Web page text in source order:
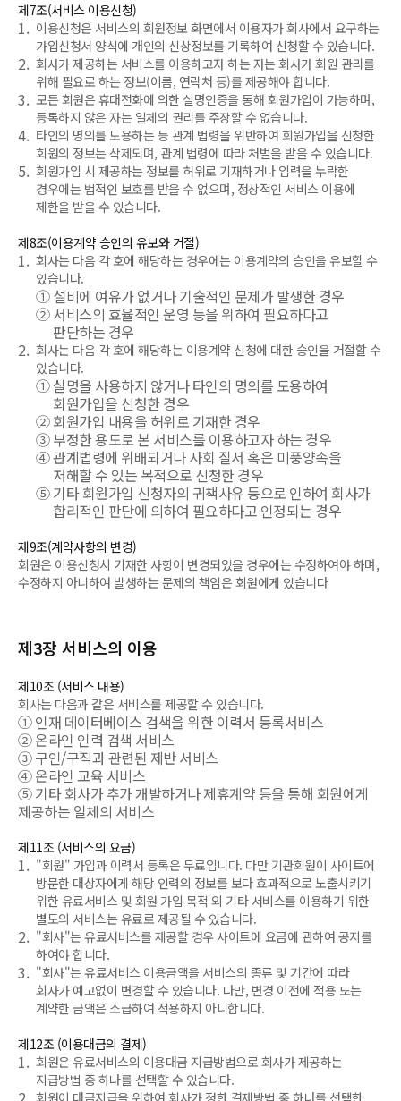
제7조(서비스 이용신청)
1. 이용신청은 서비스의 회원정보 화면에서 이용자가 회사에서 요구하는
가입신청서 양식에 개인의 신상정보를 기록하여 신청할 수 있습니다.
2. 회사가 제공하는 서비스를 이용하고자 하는 자는 회사가 회원 관리를
위해 필요로 하는 정보(이름, 연락처 등)를 제공해야 합니다.
3. 모든 회원은 휴대전화에 의한 실명인증을 통해 회원가입이 가능하며,
등록하지 않은 자는 일체의 권리를 주장할 수 없습니다.
4. 타인의 명의를 도용하는 등 관계 법령을 위반하여 회원가입을 신청한
회원의 정보는 삭제되며, 관계 법령에 따라 처벌을 받을 수 있습니다.
5. 회원가입 시 제공하는 정보를 허위로 기재하거나 입력을 누락한
경우에는 법적인 보호를 받을 수 없으며, 정상적인 서비스 이용에
제한을 받을 수 있습니다.
제8조(이용계약 승인의 유보와 거절)
1. 회사는 다음 각 호에 해당하는 경우에는 이용계약의 승인을 유보할 수
있습니다.
①설비에 여유가 없거나 기술적인 문제가 발생한 경우
②서비스의 효율적인 운영 등을 위하여 필요하다고
판단하는 경우
2. 회사는 다음 각 호에 해당하는 이용계약 신청에 대한 승인을 거절할 수
있습니다.
①실명을 사용하지 않거나 타인의 명의를 도용하여
회원가입을 신청한 경우
②회원가입 내용을 허위로 기재한 경우
③부정한 용도로 본 서비스를 이용하고자 하는 경우
④관계법령에 위배되거나 사회 질서 혹은 미풍양속을
저해할 수 있는 목적으로 신청한 경우
⑤기타 회원가입 신청자의 귀책사유 등으로 인하여 회사가
합리적인 판단에 의하여 필요하다고 인정되는 경우
제9조(계약사항의 변경)
회원은 이용신청시 기재한 사항이 변경되었을 경우에는 수정하여야 하며,
수정하지 아니하여 발생하는 문제의 책임은 회원에게 있습니다
제3장 서비스의 이용
제10조 (서비스 내용)
회사는 다음과 같은 서비스를 제공할 수 있습니다.
①인재 데이터베이스 검색을 위한 이력서 등록서비스
②온라인 인력 검색 서비스
③구인/구직과 관련된 제반 서비스
④온라인 교육 서비스
⑤기타 회사가 추가 개발하거나 제휴계약 등을 통해 회원에게
제공하는 일체의 서비스
제11조 (서비스의 요금)
1. "회원" 가입과 이력서 등록은 무료입니다. 다만 기관회원이 사이트에
방문한 대상자에게 해당 인력의 정보를 보다 효과적으로 노출시키기
위한 유료서비스 및 회원 가입 목적 외 기타 서비스를 이용하기 위한
별도의 서비스는 유료로 제공될 수 있습니다.
2. "회사"는 유료서비스를 제공할 경우 사이트에 요금에 관하여 공지를
하여야 합니다.
3. "회사"는 유료서비스 이용금액을 서비스의 종류 및 기간에 따라
회사가 예고없이 변경할 수 있습니다. 다만, 변경 이전에 적용 또는
계약한 금액은 소급하여 적용하지 아니합니다.
제12조 (이용대금의 결제)
1. 회원은 유료서비스의 이용대금 지급방법으로 회사가 제공하는
지급방법 중 하나를 선택할 수 있습니다.
회원이 대금지급을 위하여 회사가 정한 결제방법 중 하나를 선택한